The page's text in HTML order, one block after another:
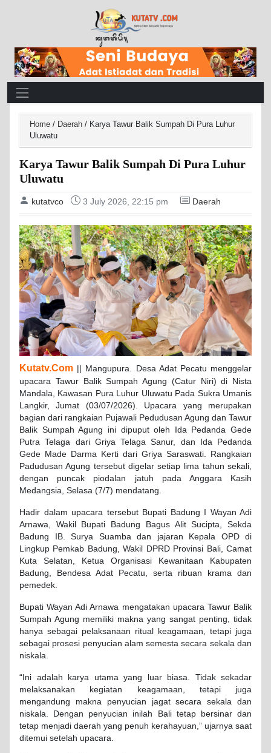
Main Navigation
Home / Daerah / Karya Tawur Balik Sumpah Di Pura Luhur
Uluwatu
Karya Tawur Balik Sumpah Di Pura Luhur
Uluwatu
kutatvco 3 July 2026, 22:15 pm Daerah
Kutatv.Com || Mangupura. Desa Adat Pecatu menggelar
upacara Tawur Balik Sumpah Agung (Catur Niri) di Nista
Mandala, Kawasan Pura Luhur Uluwatu Pada Sukra Umanis
Langkir, Jumat (03/07/2026). Upacara yang merupakan
bagian dari rangkaian Pujawali Pedudusan Agung dan Tawur
Balik Sumpah Agung ini dipuput oleh Ida Pedanda Gede
Putra Telaga dari Griya Telaga Sanur, dan Ida Pedanda
Gede Made Darma Kerti dari Griya Saraswati. Rangkaian
Padudusan Agung tersebut digelar setiap lima tahun sekali,
dengan puncak piodalan jatuh pada Anggara Kasih
Medangsia, Selasa (7/7) mendatang.
Hadir dalam upacara tersebut Bupati Badung I Wayan Adi
Arnawa, Wakil Bupati Badung Bagus Alit Sucipta, Sekda
Badung IB. Surya Suamba dan jajaran Kepala OPD di
Lingkup Pemkab Badung, Wakil DPRD Provinsi Bali, Camat
Kuta Selatan, Ketua Organisasi Kewanitaan Kabupaten
Badung, Bendesa Adat Pecatu, serta ribuan krama dan
pemedek.
Bupati Wayan Adi Arnawa mengatakan upacara Tawur Balik
Sumpah Agung memiliki makna yang sangat penting, tidak
hanya sebagai pelaksanaan ritual keagamaan, tetapi juga
sebagai prosesi penyucian alam semesta secara sekala dan
niskala.
“Ini adalah karya utama yang luar biasa. Tidak sekadar
melaksanakan kegiatan keagamaan, tetapi juga
mengandung makna penyucian jagat secara sekala dan
niskala. Dengan penyucian inilah Bali tetap bersinar dan
tetap menjadi daerah yang penuh kerahayuan,” ujarnya saat
ditemui setelah upacara.